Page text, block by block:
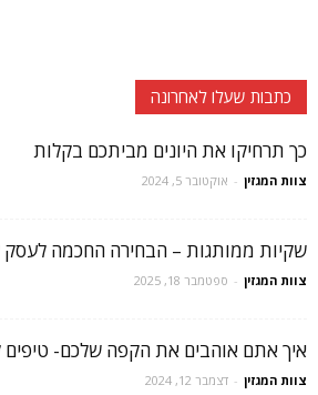
כתבות שעלו לאחרונה
כך תרחיקו את היונים מביתכם בקלות
צוות המגזין - אוקטובר 5, 2024
שקיות ממותגות – הבחירה החכמה
צוות המגזין - ספטמבר 18, 2025
איך אתם אוהבים את הקפה שלכם- טיפים
צוות המגזין - דצמבר 12, 2024